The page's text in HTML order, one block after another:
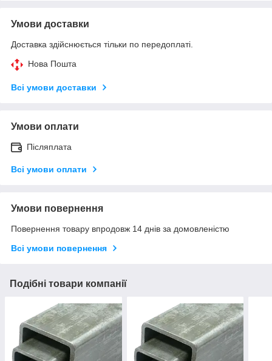
Умови доставки
Доставка здійснюється тільки по передоплаті.
Нова Пошта
Всі умови доставки
Умови оплати
Післяплата
Всі умови оплати
Умови повернення
Повернення товару впродовж 14 днів за домовленістю
Всі умови повернення
Подібні товари компанії